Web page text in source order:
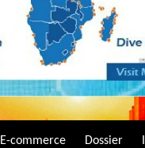
E-commerce Dossier